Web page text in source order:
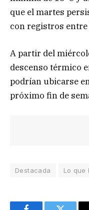
que el martes
con registros entre
A partir del
descenso térmico
podrían ubicarse
próximo fin de
Destacada Lo que